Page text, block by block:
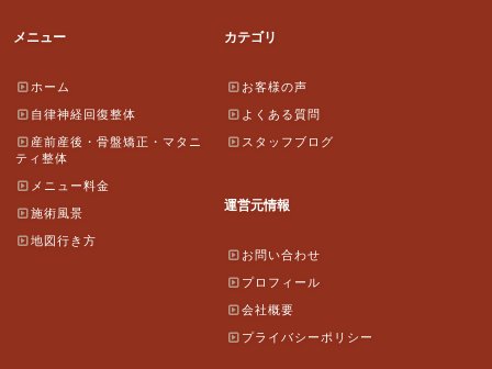
メニュー
ホーム
自律神経回復整体
産前産後・骨盤矯正・マタニ
ティ整体
メニュー料金
施術風景
地図行き方
カテゴリ
お客様の声
よくある質問
スタッフブログ
運営元情報
お問い合わせ
プロフィール
会社概要
プライバシーポリシー